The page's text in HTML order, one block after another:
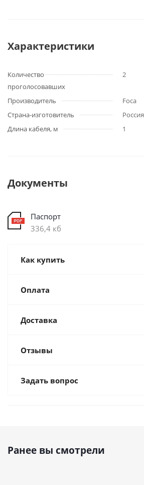
Характеристики
Количество
проголосовавших
2
Производитель
Foca
Страна-изготовитель
Россия
Длина кабеля, м
1
Документы
Паспорт
336,4 кб
Как купить
Оплата
Доставка
Отзывы
Задать вопрос
Ранее вы смотрели